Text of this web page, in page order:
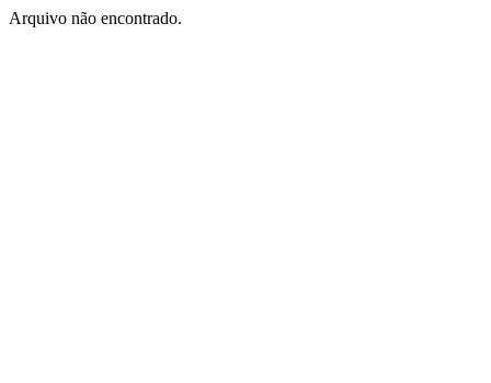
Arquivo não encontrado.